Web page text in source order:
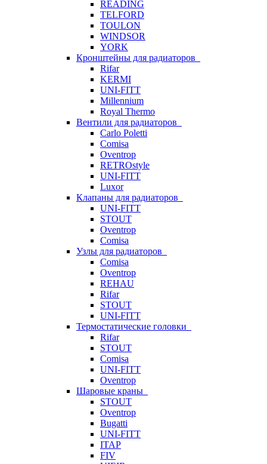
READING
TELFORD
TOULON
WINDSOR
YORK
Кронштейны для радиаторов
Rifar
KERMI
UNI-FITT
Millennium
Royal Thermo
Вентили для радиаторов
Carlo Poletti
Comisa
Oventrop
RETROstyle
UNI-FITT
Luxor
Клапаны для радиаторов
UNI-FITT
STOUT
Oventrop
Comisa
Узлы для радиаторов
Comisa
Oventrop
REHAU
Rifar
STOUT
UNI-FITT
Термостатические головки
Rifar
STOUT
Comisa
UNI-FITT
Oventrop
Шаровые краны
STOUT
Oventrop
Bugatti
UNI-FITT
ITAP
FIV